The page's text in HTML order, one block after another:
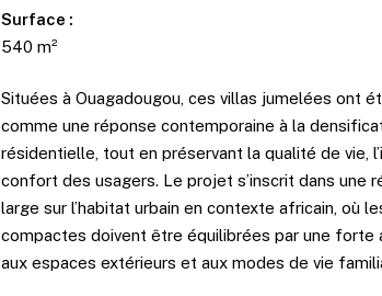
Surface :
540 m²
Situées à Ouagadougou, ces villas jumelées ont
comme une réponse contemporaine à la
résidentielle, tout en préservant la qualité de vie,
confort des usagers. Le projet s’inscrit dans une
large sur l’habitat urbain en contexte africain, où
compactes doivent être équilibrées par une forte
aux espaces extérieurs et aux modes de vie